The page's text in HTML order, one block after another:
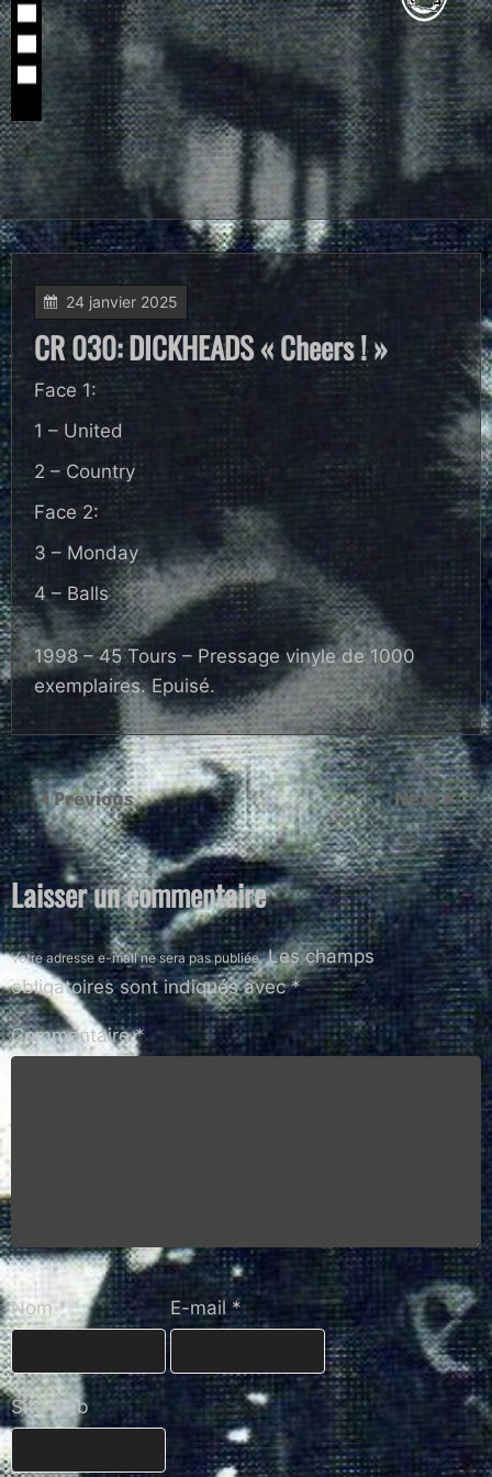
24 janvier 2025
CR 030: DICKHEADS « Cheers ! »
Face 1:
1 – United
2 – Country
Face 2:
3 – Monday
4 – Balls
1998 – 45 Tours – Pressage vinyle de 1000
exemplaires. Epuisé.
Previous Next
Laisser un commentaire
Votre adresse e-mail ne sera pas publiée. Les champs
obligatoires sont indiqués avec*
Commentaire*
Nom* E-mail*
Site web